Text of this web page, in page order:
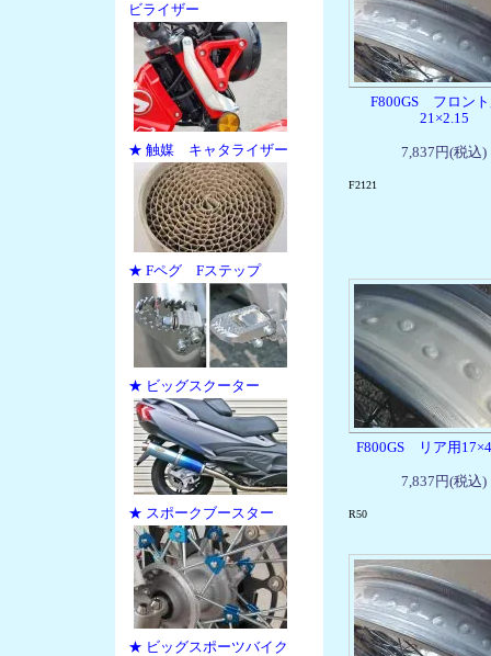
ビライザー
★ 触媒 キャタライザー
★ Fペグ Fステップ
★ ビッグスクーター
★ スポークブースター
★ ビッグスポーツバイク
F800GS フロン
21×2.15
7,837円(税込)
F2121
F800GS リア用
7,837円(税込)
R50